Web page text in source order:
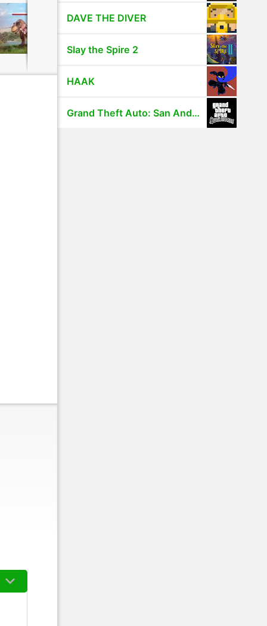
DAVE THE DIVER
Slay the Spire 2
HAAK
Grand Theft Auto: San Andreas